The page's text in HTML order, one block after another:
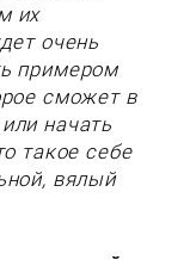
их
очень
примером
сможет в
начать
такое себе
вялый